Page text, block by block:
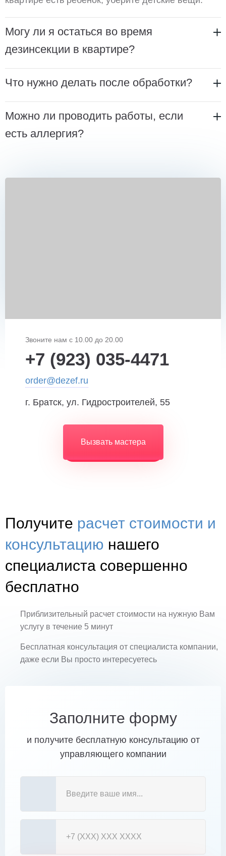
Могу ли я остаться во время
дезинсекции в квартире?
Что нужно делать после обработки?
Можно ли проводить работы, если
есть аллергия?
Звоните нам с 10.00 до 20.00
+7 (923) 035-4471
order@dezef.ru
г. Братск, ул. Гидростроителей, 55
Вызвать мастера
Получите расчет стоимости и
консультацию нашего
специалиста совершенно
бесплатно
Приблизительный расчет стоимости на нужную Вам
услугу в течение 5 минут
Бесплатная консультация от специалиста компании,
даже если Вы просто интересуетесь
Заполните форму
и получите бесплатную консультацию от
управляющего компании